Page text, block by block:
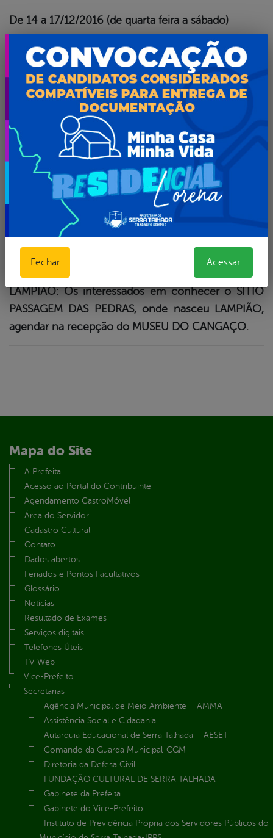
De 14 a 17/12/2016 (de quarta feira a sábado)
15 às 17 horas.
Oficina de confecção e manuseio de boleadeira
para atividades lúdicas, com a coreógrafa da CIA de
Danças Raízes da Paz, Denise Azeredo.
SALA MULTIMÍDIA DO MUSEU DO CANGAÇO
DIA 17 (sábado)
14 às 17 horas.
ENCONTRO DA CONEXÃO PONTOS/PE.
Durante a PROGRAMAÇÃO haverá FEIRA DE
ARTESANATOS, na Estação do Forró.
Passeio Turístico Ecológico NAS PEGADAS DE
LAMPIÃO: Os interessados em conhecer o SÍTIO
PASSAGEM DAS PEDRAS, onde nasceu LAMPIÃO,
agendar na recepção do MUSEU DO CANGAÇO.
Mapa do Site
A Prefeita
Acesso ao Portal do Contribuinte
Agendamento CastroMóvel
Área do Servidor
Cadastro Cultural
Contato
Dados abertos
Feriados e Pontos Facultativos
Glossário
Notícias
Resultado de Exames
Serviços digitais
Telefones Úteis
TV Web
Vice-Prefeito
Secretarias
Agência Municipal de Meio Ambiente – AMMA
Assistência Social e Cidadania
Autarquia Educacional de Serra Talhada – AESET
Comando da Guarda Municipal-CGM
Diretoria da Defesa Civil
FUNDAÇÃO CULTURAL DE SERRA TALHADA
Gabinete da Prefeita
Gabinete do Vice-Prefeito
Instituto de Previdência Própria dos Servidores Públicos do
Fechar Acessar